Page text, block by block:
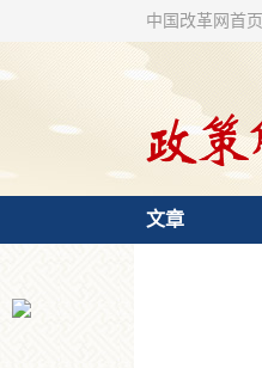
中国改革网首页
文章